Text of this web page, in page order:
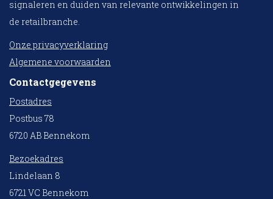
signaleren en duiden van relevante ontwikkelingen in
de retailbranche.
Onze privacyverklaring
Algemene voorwaarden
Contactgegevens
Postadres
Postbus 78
6720 AB Bennekom
Bezoekadres
Lindelaan 8
6721 VC Bennekom